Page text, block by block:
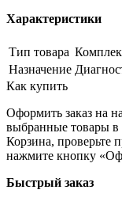
Характеристики
Тип товара
Назначение
Как купить
Оформить заказ на
выбранные товары в
Корзина, проверьте
нажмите кнопку
Быстрый заказ